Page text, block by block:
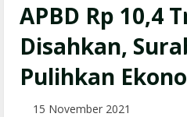
APBD Rp 10,4
Disahkan,
Pulihkan
15 November 2021